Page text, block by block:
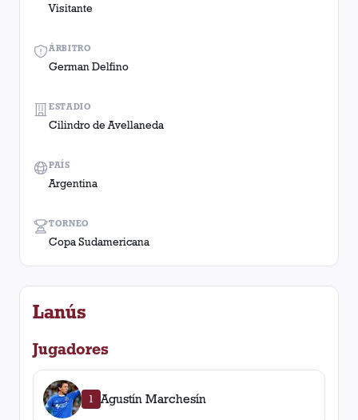
ÁRBITRO
German Delfino
TORNEO
Copa Sudamericana
Visitante
ESTADIO
Cilindro de Avellaneda
PAÍS
Argentina
Lanús
Jugadores
1 Agustín Marchesín